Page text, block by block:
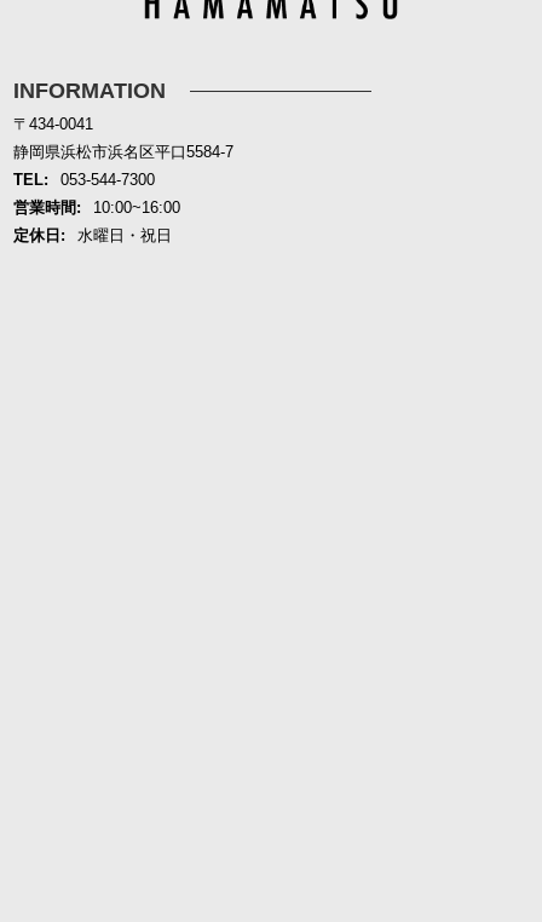
INFORMATION
〒434-0041
静岡県浜松市浜名区平口5584-7
TEL:
053-544-7300
営業時間:
10:00~16:00
定休日:
水曜日・祝日